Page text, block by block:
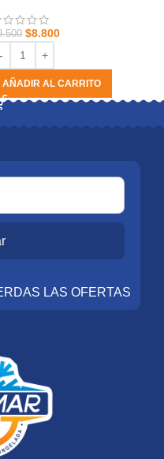
$8.800
AÑADIR AL CARRITO
LAS OFERTAS